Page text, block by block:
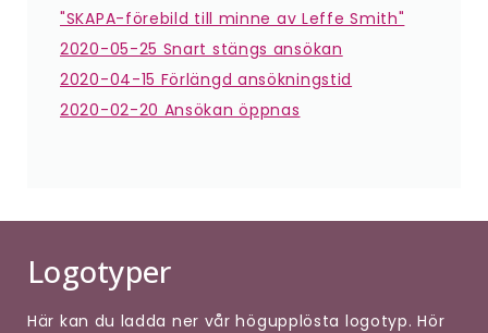
"SKAPA-förebild till minne av Leffe Smith"
2020-05-25 Snart stängs ansökan
2020-04-15 Förlängd ansökningstid
2020-02-20 Ansökan öppnas
Logotyper
Här kan du ladda ner vår högupplösta logotyp. Hör